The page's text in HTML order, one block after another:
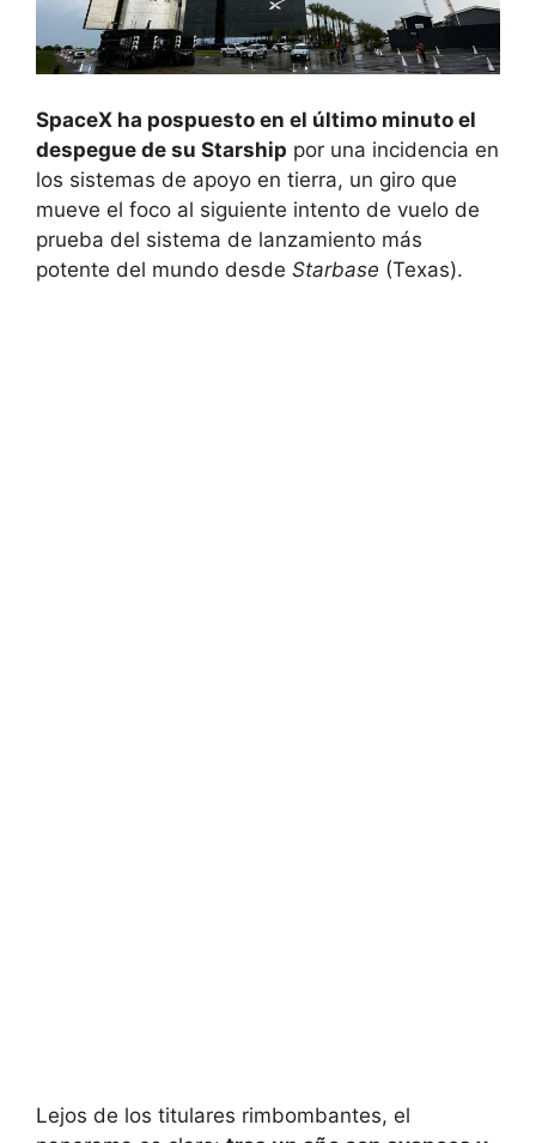
SpaceX ha pospuesto en el último minuto el
despegue de su Starship por una incidencia en
los sistemas de apoyo en tierra, un giro que
mueve el foco al siguiente intento de vuelo de
prueba del sistema de lanzamiento más
potente del mundo desde Starbase (Texas).
Lejos de los titulares rimbombantes, el